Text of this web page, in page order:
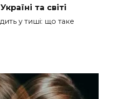
та світі
у тиші: що таке